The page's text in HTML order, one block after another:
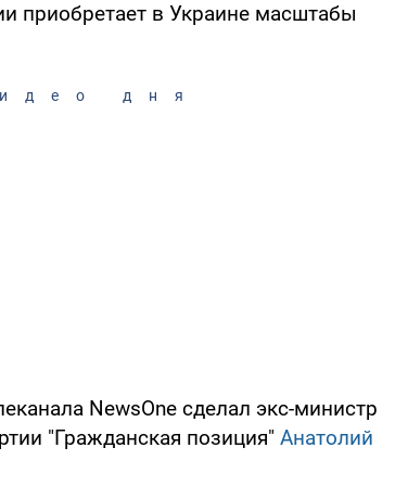
приобретает в Украине масштабы
дня
NewsOne сделал экс-министр
"Гражданская позиция" Анатолий